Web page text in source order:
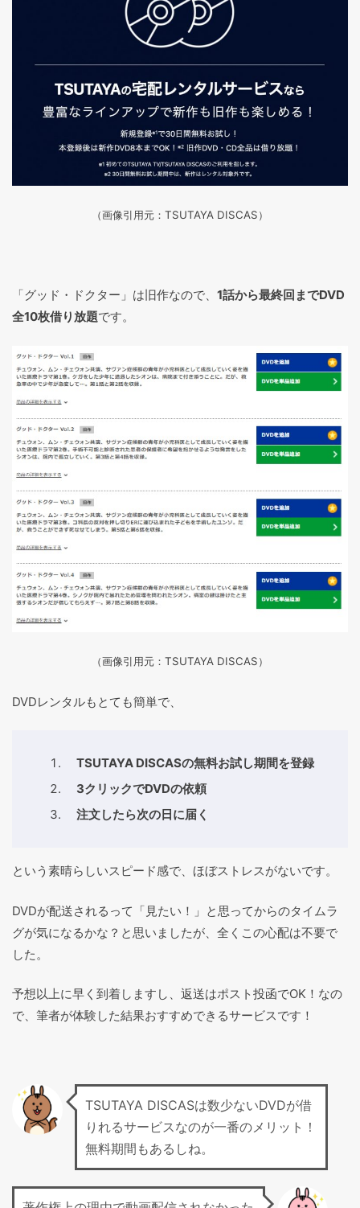
（画像引用元：TSUTAYA DISCAS）
「グッド・ドクター」は旧作なので、 1話から最終回までDVD
全10枚借り放題です。
（画像引用元：TSUTAYA DISCAS）
DVDレンタルもとても簡単で、
TSUTAYA DISCASの無料お試し期間を登録
3クリックでDVDの依頼
注文したら次の日に届く
という素晴らしいスピード感で、ほぼストレスがないです。
DVDが配送されるって「見たい！」と思ってからのタイムラ
グが気になるかな？と思いましたが、全くこの心配は不要で
した。
予想以上に早く到着しますし、返送はポスト投函でOK！なの
で、筆者が体験した結果おすすめできるサービスです！
TSUTAYA DISCASは数少ないDVDが借
りれるサービスなのが一番のメリット！
無料期間もあるしね。